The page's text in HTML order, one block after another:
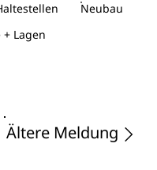
Neubau
Lagen
Ältere Meldung